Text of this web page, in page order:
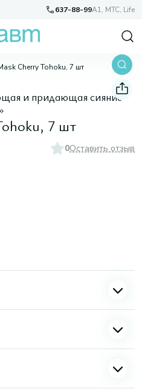
637-88-99A1, МТС, Life
Cherry Tohoku, 7 шт
и придающая сияние
7 шт
0Оставить отзыв